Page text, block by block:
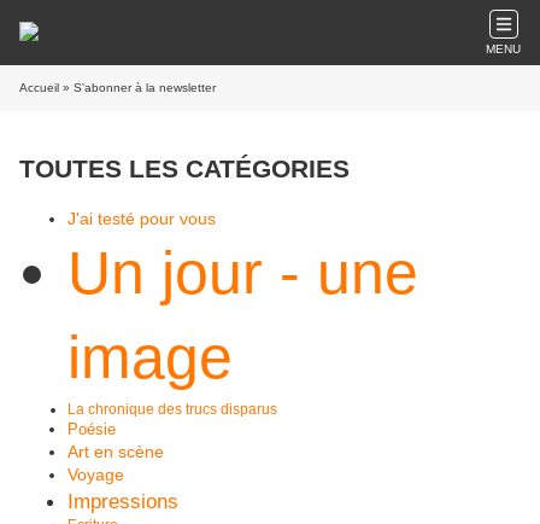
MENU
Accueil » S'abonner à la newsletter
TOUTES LES CATÉGORIES
J'ai testé pour vous
Un jour - une
image
La chronique des trucs disparus
Poésie
Art en scène
Voyage
Impressions